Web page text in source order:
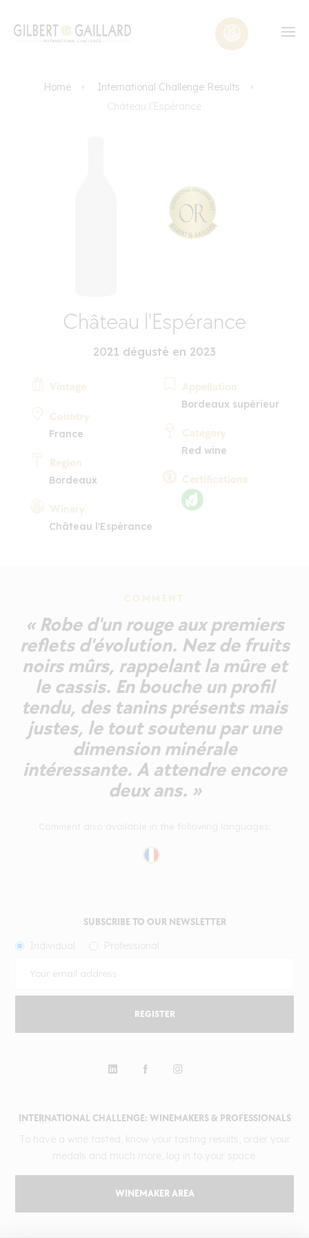
Home
International Challenge Results
Château l'Espérance
Château l'Espérance
2021 dégusté en 2023
Vintage
Country
France
Region
Bordeaux
Winery
Château l'Espérance
Appellation
Bordeaux supérieur
Category
Red wine
Certifications
COMMENT
« Robe d'un rouge aux premiers
reflets d'évolution. Nez de fruits
noirs mûrs, rappelant la mûre et
le cassis. En bouche un profil
tendu, des tanins présents mais
justes, le tout soutenu par une
dimension minérale
intéressante. A attendre encore
deux ans. »
INTERNATIONAL CHALLENGE: WINEMAKERS & PROFESSIONALS
WINEMAKER AREA
SUBSCRIBE TO OUR NEWSLETTER
REGISTER